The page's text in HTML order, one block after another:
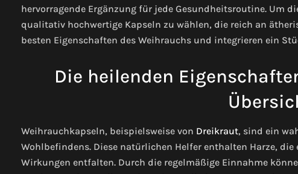
hervorragende Ergänzung für jede Gesundheitsroutine. Um
qualitativ hochwertige Kapseln zu wählen, die reich an
besten Eigenschaften des Weihrauchs und integrieren ein
Die heilenden
Weihrauchkapseln, beispielsweise von Dreikraut, sind ein
Wohlbefindens. Diese natürlichen Helfer enthalten Harze,
Wirkungen entfalten. Durch die regelmäßige Einnahme